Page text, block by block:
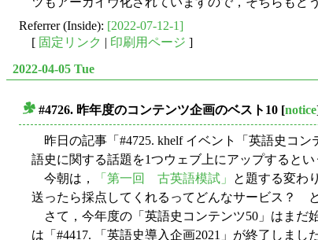
Referrer (Inside): [2022-07-12-1]
[ 固定リンク | 印刷用ページ ]
2022-04-05 Tue
#4726. 昨年度のコンテンツ企画のベスト10 [notice
昨日の記事「#4725. khelf イベント「英語史コン
語史に関する話題を1つウェブ上にアップするとい
今朝は，
「第一回 古英語模試」
と題する変わ
送ったら採点してくれるってどんなサービス？
さて，今年度の「英語史コンテンツ50」はまだ
は「#4417. 「英語史導入企画2021」が終了しまし